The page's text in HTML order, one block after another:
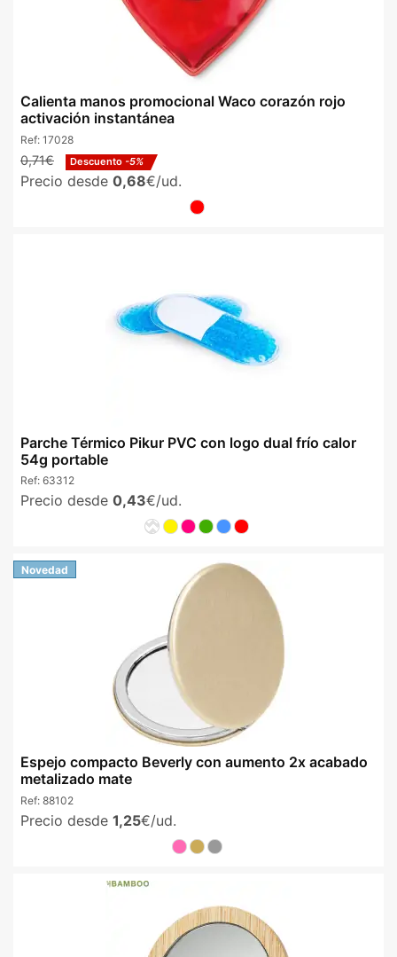
Calienta manos promocional Waco corazón rojo
activación instantánea
Ref: 17028
0,71€ Descuento -5%
Precio desde 0,68€/ud.
Parche Térmico Pikur PVC con logo dual frío calor
54g portable
Ref: 63312
Precio desde 0,43€/ud.
Novedad
Espejo compacto Beverly con aumento 2x acabado
metalizado mate
Ref: 88102
Precio desde 1,25€/ud.